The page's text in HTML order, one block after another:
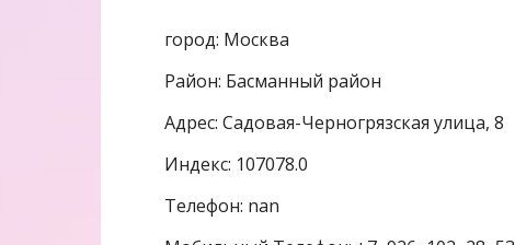
город: Москва
Район: Басманный район
Адрес: Садовая-Черногрязская улица, 8
Индекс: 107078.0
Телефон: nan